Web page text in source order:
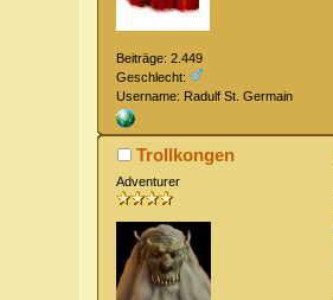
Beiträge: 2.449
Geschlecht:
Username: Radulf St. Germain
Trollkongen
Adventurer